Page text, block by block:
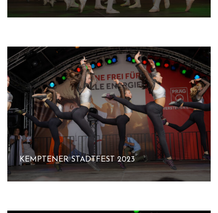
KEMPTENER STADTFEST 2023